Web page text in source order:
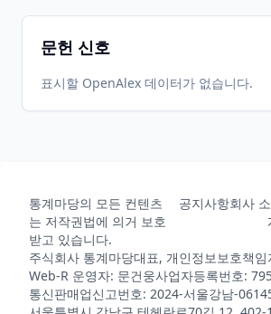
문헌 신호
표시할 OpenAlex 데이터가 없습니다.
통계마당의 모든 컨텐츠
는 저작권법에 의거 보호
받고 있습니다.
공지사항회사
주식회사 통계마당대표, 개인정보보호책임
Web-R 운영자: 문건웅사업자등록번호:
통신판매업신고번호: 2024-서울강남-